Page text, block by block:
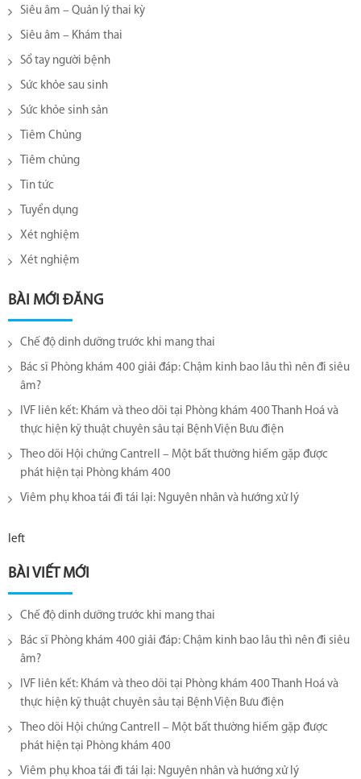
Siêu âm – Quản lý thai kỳ
Siêu âm – Khám thai
Sổ tay người bệnh
Sức khỏe sau sinh
Sức khỏe sinh sản
Tiêm Chủng
Tiêm chủng
Tin tức
Tuyển dụng
Xét nghiệm
Xét nghiệm
BÀI MỚI ĐĂNG
Chế độ dinh dưỡng trước khi mang thai
Bác sĩ Phòng khám 400 giải đáp: Chậm kinh bao lâu thì nên đi siêu
âm?
IVF liên kết: Khám và theo dõi tại Phòng khám 400 Thanh Hoá và
thực hiện kỹ thuật chuyên sâu tại Bệnh Viện Bưu điện
Theo dõi Hội chứng Cantrell – Một bất thường hiếm gặp được
phát hiện tại Phòng khám 400
Viêm phụ khoa tái đi tái lại​: Nguyên nhân và hướng xử lý
left
BÀI VIẾT MỚI
Chế độ dinh dưỡng trước khi mang thai
Bác sĩ Phòng khám 400 giải đáp: Chậm kinh bao lâu thì nên đi siêu
âm?
IVF liên kết: Khám và theo dõi tại Phòng khám 400 Thanh Hoá và
thực hiện kỹ thuật chuyên sâu tại Bệnh Viện Bưu điện
Theo dõi Hội chứng Cantrell – Một bất thường hiếm gặp được
phát hiện tại Phòng khám 400
Viêm phụ khoa tái đi tái lại​: Nguyên nhân và hướng xử lý